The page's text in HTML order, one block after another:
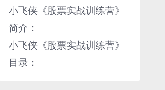
小飞侠《股票实战训练营》
简介：
小飞侠《股票实战训练营》
目录：